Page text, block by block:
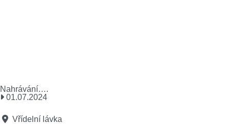
Nahrávání….
01.07.2024
Vřídelní lávka